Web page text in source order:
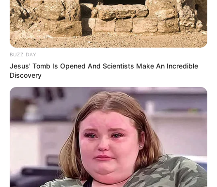
BUZZ DAY
Jesus' Tomb Is Opened And Scientists Make An Incredible
Discovery